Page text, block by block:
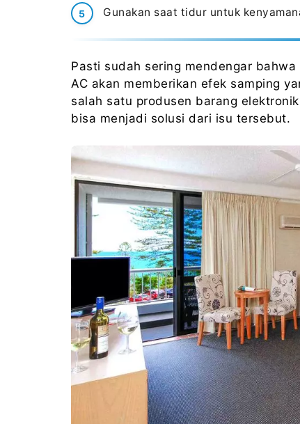
Gunakan saat tidur untuk
Pasti sudah sering mendengar
AC akan memberikan efek samping
salah satu produsen barang
bisa menjadi solusi dari isu tersebut.